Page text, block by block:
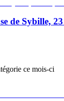
de Sybille,
ce mois-ci